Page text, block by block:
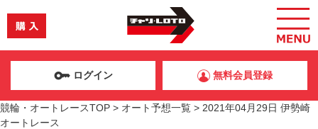
ログイン 無料会員登録
競輪・オートレースTOP > オート予想一覧 > 2021年04月29日 伊勢崎
オートレース